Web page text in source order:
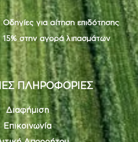
Οδηγίες για αίτηση επιδότησης
15% στην αγορά λιπασμάτων
ΠΛΗΡΟΦΟΡΙΕΣ
Διαφήμιση
Επικοινωνία